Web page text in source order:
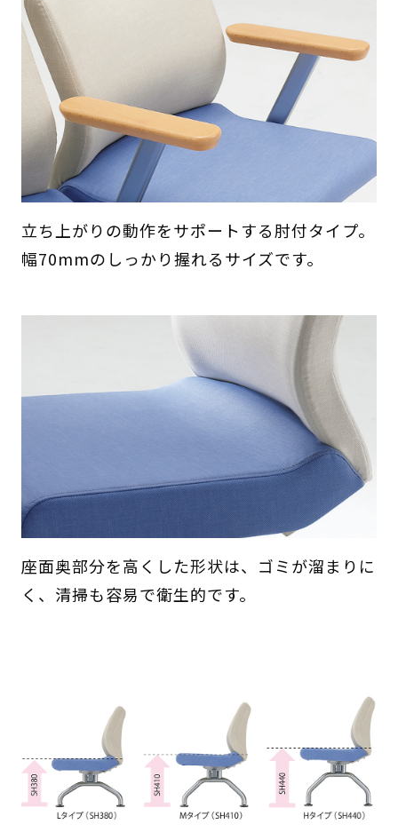
立ち上がりの動作をサポートする肘付タイプ。
幅70mmのしっかり握れるサイズです。
座面奥部分を高くした形状は、ゴミが溜まりに
く、清掃も容易で衛生的です。